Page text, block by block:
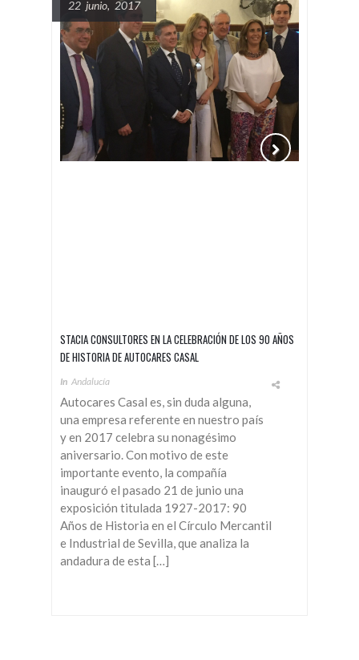
22 junio, 2017
STACIA CONSULTORES EN LA CELEBRACIÓN DE LOS 90 AÑOS
DE HISTORIA DE AUTOCARES CASAL
In Andalucía
Autocares Casal es, sin duda alguna,
una empresa referente en nuestro país
y en 2017 celebra su nonagésimo
aniversario. Con motivo de este
importante evento, la compañía
inauguró el pasado 21 de junio una
exposición titulada 1927-2017: 90
Años de Historia en el Círculo Mercantil
e Industrial de Sevilla, que analiza la
andadura de esta […]